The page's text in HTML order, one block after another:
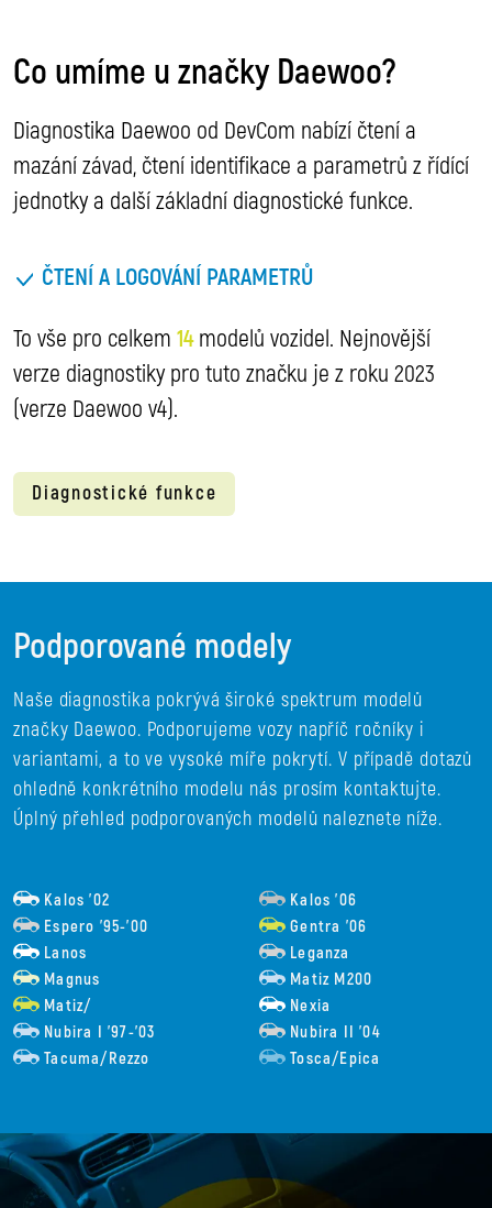
Co umíme u značky Daewoo?
Diagnostika Daewoo od DevCom nabízí čtení a
mazání závad, čtení identifikace a parametrů z řídící
jednotky a další základní diagnostické funkce.
ČTENÍ A LOGOVÁNÍ PARAMETRŮ
To vše pro celkem 14modelů vozidel. Nejnovější
verze diagnostiky pro tuto značku je z roku 2023
(verze Daewoo v4).
Diagnostické funkce
Podporované modely
Naše diagnostika pokrývá široké spektrum modelů
značky Daewoo. Podporujeme vozy napříč ročníky i
variantami, a to ve vysoké míře pokrytí. V případě dotazů
ohledně konkrétního modelu nás prosím kontaktujte.
Úplný přehled podporovaných modelů naleznete níže.
Kalos ’02
Kalos ’06
Espero ’95-’00
Gentra ’06
Lanos
Leganza
Magnus
Matiz M200
Matiz/
Nexia
Nubira I ’97-’03
Nubira II ’04
Tacuma/Rezzo
Tosca/Epica